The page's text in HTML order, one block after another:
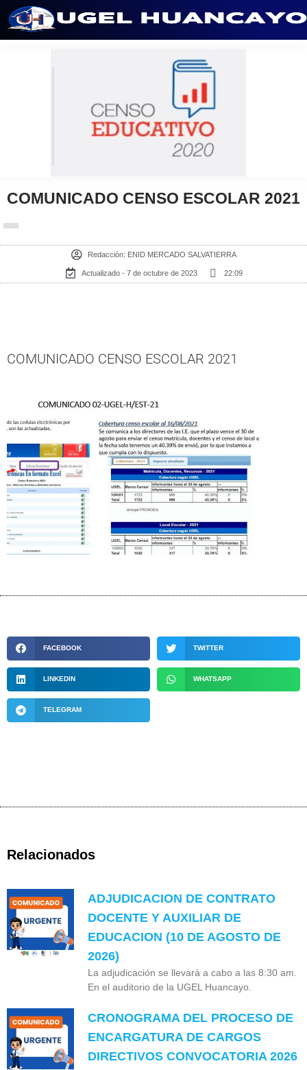
contenido
COMUNICADO CENSO ESCOLAR 2021
Redacción: ENID MERCADO SALVATIERRA
Actualizado - 7 de octubre de 2023 22:09
COMUNICADO CENSO ESCOLAR 2021
FACEBOOK TWITTER
LINKEDIN WHATSAPP
TELEGRAM
Relacionados
ADJUDICACION DE CONTRATO
DOCENTE Y AUXILIAR DE
EDUCACION (10 DE AGOSTO DE
2026)
La adjudicación se llevará a cabo a las 8:30 am.
En el auditorio de la UGEL Huancayo.
CRONOGRAMA DEL PROCESO DE
ENCARGATURA DE CARGOS
DIRECTIVOS CONVOCATORIA 2026